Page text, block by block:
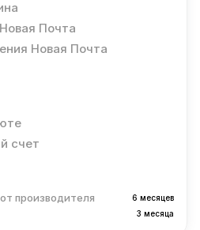
Почта
Новая Почта
счет
производителя 6 месяцев
3 месяца